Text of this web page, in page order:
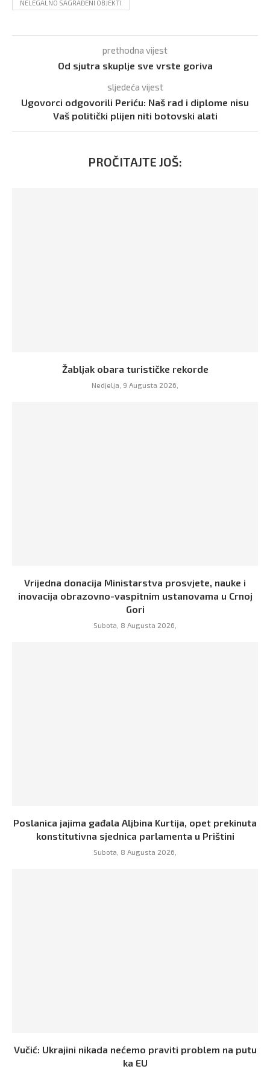
NELEGALNO SAGRAĐENI OBJEKTI
prethodna vijest
Od sjutra skuplje sve vrste goriva
sljedeća vijest
Ugovorci odgovorili Periću: Naš rad i diplome nisu
Vaš politički plijen niti botovski alati
PROČITAJTE JOŠ:
Žabljak obara turističke rekorde
Nedjelja, 9 Augusta 2026,
Vrijedna donacija Ministarstva prosvjete, nauke i
inovacija obrazovno-vaspitnim ustanovama u Crnoj
Gori
Subota, 8 Augusta 2026,
Poslanica jajima gađala Aljbina Kurtija, opet prekinuta
konstitutivna sjednica parlamenta u Prištini
Subota, 8 Augusta 2026,
Vučić: Ukrajini nikada nećemo praviti problem na putu
ka EU